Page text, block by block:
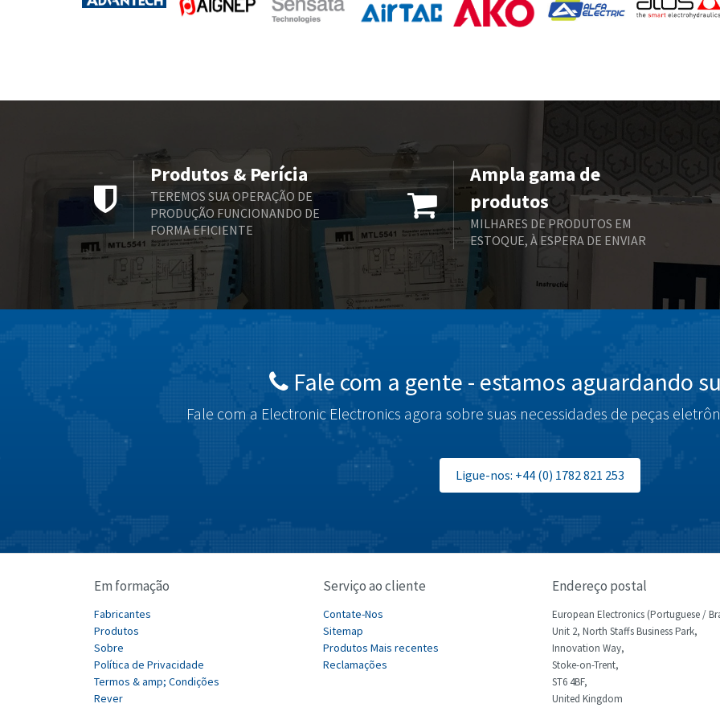
Produtos & Perícia
TEREMOS SUA OPERAÇÃO DE
PRODUÇÃO FUNCIONANDO DE
FORMA EFICIENTE
Ampla gama de
produtos
MILHARES DE PRODUTOS EM
ESTOQUE, À ESPERA DE ENVIAR
Fale com a gente - estamos aguardando
Fale com a Electronic Electronics agora sobre suas necessidades de peças
Ligue-nos: +44 (0) 1782 821 253
Em formação
Fabricantes
Produtos
Sobre
Política de Privacidade
Termos & amp; Condições
Rever
Serviço ao cliente
Contate-Nos
Sitemap
Produtos Mais recentes
Reclamações
Endereço postal
European Electronics (Portuguese /
Unit 2, North Staffs Business Park,
Innovation Way,
Stoke-on-Trent,
ST6 4BF,
United Kingdom